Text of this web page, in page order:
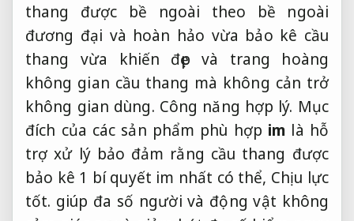
thang được bề ngoài theo bề ngoài
đương đại và hoàn hảo vừa bảo kê cầu
thang vừa khiến đẹp và trang hoàng
không gian cầu thang mà không cản trở
không gian dùng. Công năng hợp lý. Mục
đích của các sản phẩm phù hợp im là hỗ
trợ xử lý bảo đảm rằng cầu thang được
bảo kê 1 bí quyết im nhất có thể, Chịu lực
tốt. giúp đa số người và động vật không